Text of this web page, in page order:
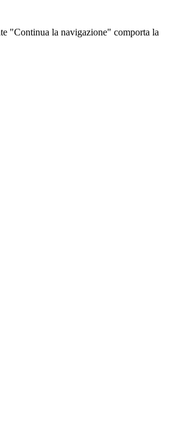
"Continua la navigazione" comporta la